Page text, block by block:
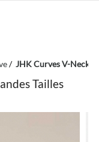
JHK Curves V-Neck F
Tailles